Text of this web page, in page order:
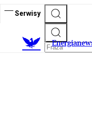
Serwisy
E